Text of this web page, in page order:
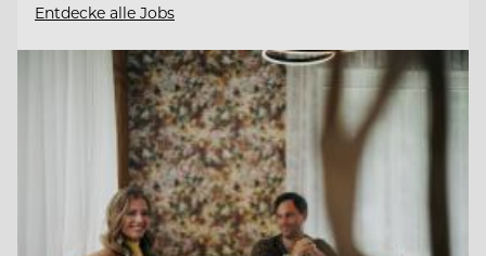
Entdecke alle Jobs